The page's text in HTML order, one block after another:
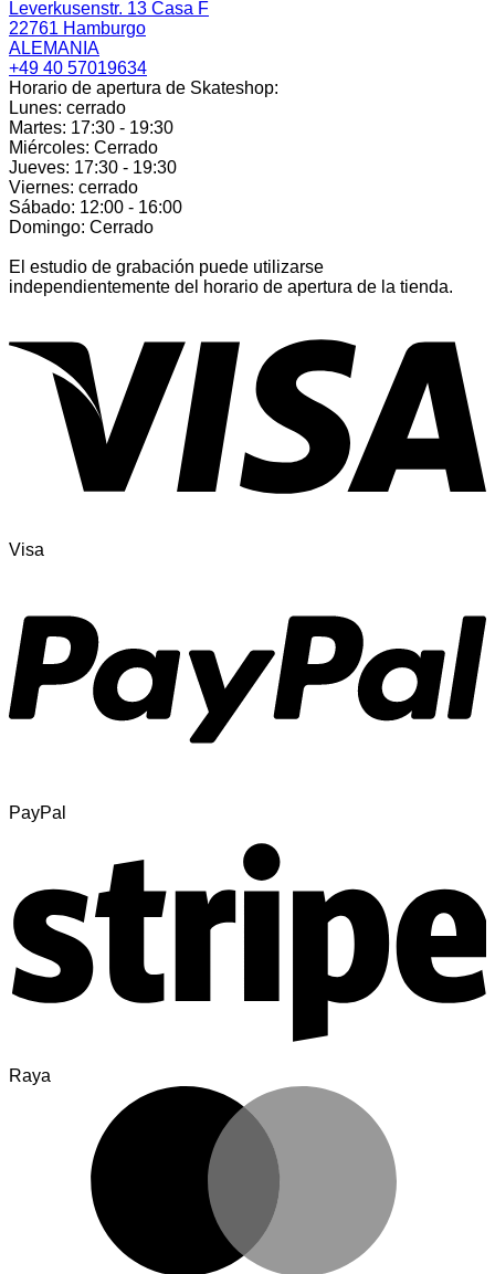
Leverkusenstr. 13 Casa F
22761 Hamburgo
ALEMANIA
+49 40 57019634
Horario de apertura de Skateshop:
Lunes: cerrado
Martes: 17:30 - 19:30
Miércoles: Cerrado
Jueves: 17:30 - 19:30
Viernes: cerrado
Sábado: 12:00 - 16:00
Domingo: Cerrado
El estudio de grabación puede utilizarse
independientemente del horario de apertura de la tienda.
Visa
PayPal
Raya